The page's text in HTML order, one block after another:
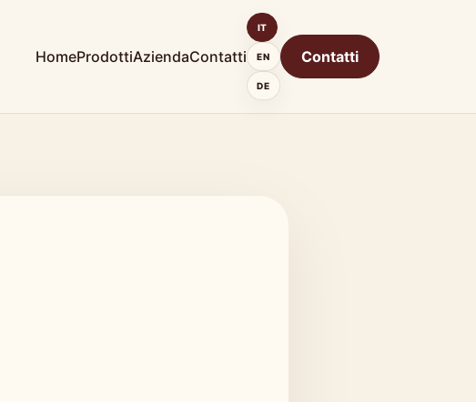
HomeProdottiAziendaContatti
IT
EN
DE
Contatti